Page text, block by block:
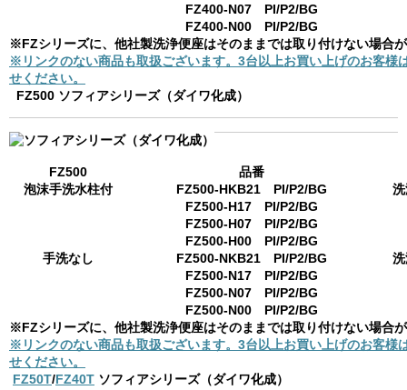
FZ400-N07 PI/P2/BG
FZ400-N00 PI/P2/BG
※FZシリーズに、他社製洗浄便座はそのままでは取り付けない場合
※リンクのない商品も取扱ございます。3台以上お買い上げのお客様
せください。
FZ500 ソフィアシリーズ（ダイワ化成）
FZ500
品番
泡沫手洗水柱付
FZ500-HKB21 PI/P2/BG
FZ500-H17 PI/P2/BG
FZ500-H07 PI/P2/BG
FZ500-H00 PI/P2/BG
手洗なし
FZ500-NKB21 PI/P2/BG
FZ500-N17 PI/P2/BG
FZ500-N07 PI/P2/BG
FZ500-N00 PI/P2/BG
※FZシリーズに、他社製洗浄便座はそのままでは取り付けない場合
※リンクのない商品も取扱ございます。3台以上お買い上げのお客様
せください。
FZ50T/FZ40T ソフィアシリーズ（ダイワ化成）